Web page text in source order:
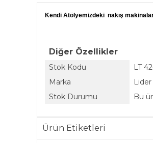
Kendi Atölyemizdeki nakış
Diğer Özellikler
Stok Kodu
LT
Marka
Lider
Stok Durumu
Bu
Ürün Etiketleri